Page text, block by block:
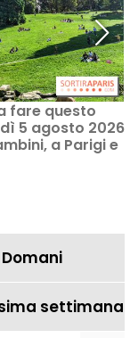
fare questo
5 agosto 2026
a Parigi e
Domani
settimana